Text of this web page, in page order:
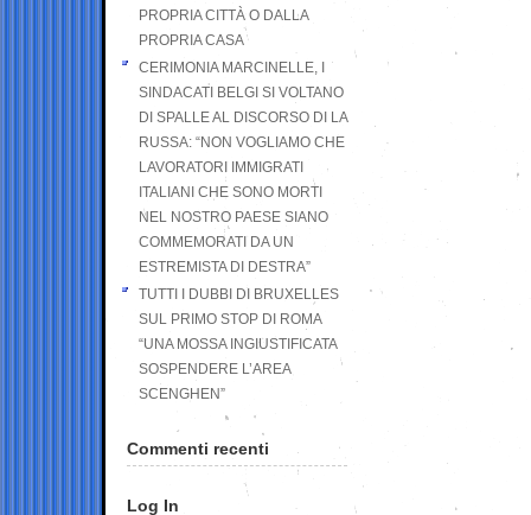
PROPRIA CITTÀ O DALLA
PROPRIA CASA
CERIMONIA MARCINELLE, I
SINDACATI BELGI SI VOLTANO
DI SPALLE AL DISCORSO DI LA
RUSSA: “NON VOGLIAMO CHE
LAVORATORI IMMIGRATI
ITALIANI CHE SONO MORTI
NEL NOSTRO PAESE SIANO
COMMEMORATI DA UN
ESTREMISTA DI DESTRA”
TUTTI I DUBBI DI BRUXELLES
SUL PRIMO STOP DI ROMA
“UNA MOSSA INGIUSTIFICATA
SOSPENDERE L’AREA
SCENGHEN”
Commenti recenti
Log In